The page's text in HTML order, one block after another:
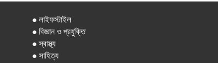
● লাইফস্টাইল
● বিজ্ঞান ও প্রযুক্তি
● স্বাস্থ্য
● সাহিত্য